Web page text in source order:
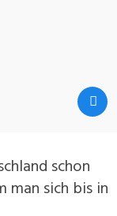
schon
man sich bis in